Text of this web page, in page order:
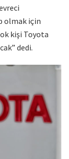
olmak için
kişi Toyota
dedi.